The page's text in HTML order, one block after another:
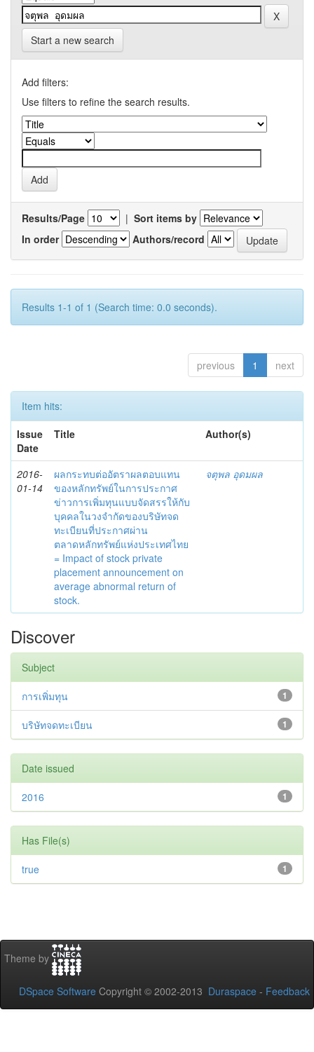
Start a new search
Add filters:
Use filters to refine the search results.
Results/Page | Sort items by
In order
Authors/record
Results 1-1 of 1 (Search time: 0.0 seconds).
previous 1 next
Item hits:
Issue
Date
Title Author(s)
2016-
01-14
ผลกระทบต่ออัตราผลตอบแทน
ของหลักทรัพย์ในการประกาศ
ข่าวการเพิ่มทุนแบบจัดสรรให้กับ
บุคคลในวงจำกัดของบริษัทจด
ทะเบียนที่ประกาศผ่าน
ตลาดหลักทรัพย์แห่งประเทศไทย
= Impact of stock private
placement announcement on
average abnormal return of
stock.
จตุพล อุดมผล
Discover
Subject
1
การเพิ่มทุน
1
บริษัทจดทะเบียน
Date issued
1
2016
Has File(s)
1
true
Theme by
DSpace Software Copyright © 2002-2013 Duraspace - Feedback